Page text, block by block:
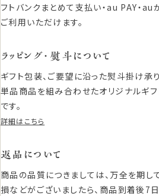
フトバンクまとめて支払い・au PAY・
ご利用いただけます。
ラッピング・熨斗について
ギフト包装、ご要望に沿った熨斗掛け承
単品商品を組み合わせたオリジナルギ
です。
詳細はこちら
返品について
商品の品質につきましては、万全を期し
損などがございましたら、商品到着後7